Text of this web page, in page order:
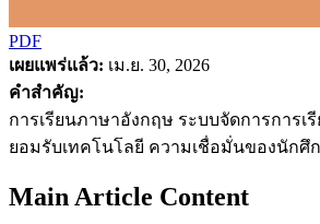
PDF
เผยแพร่แล้ว: เม.ย. 30, 2026
คำสำคัญ:
การเรียนภาษาอังกฤษ ระบบจัดการการเ
ยอมรับเทคโนโลยี ความเชื่อมั่นของนักศึ
Main Article Content